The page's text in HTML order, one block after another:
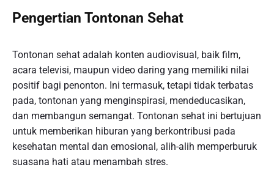
Pengertian Tontonan Sehat
Tontonan sehat adalah konten audiovisual, baik film,
acara televisi, maupun video daring yang memiliki nilai
positif bagi penonton. Ini termasuk, tetapi tidak terbatas
pada, tontonan yang menginspirasi, mendeducasikan,
dan membangun semangat. Tontonan sehat ini bertujuan
untuk memberikan hiburan yang berkontribusi pada
kesehatan mental dan emosional, alih-alih memperburuk
suasana hati atau menambah stres.